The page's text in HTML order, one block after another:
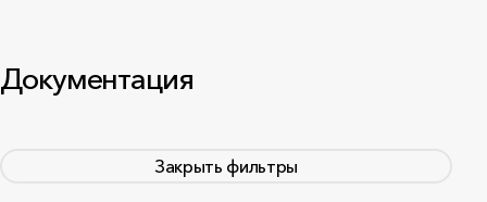
Документация
Закрыть фильтры